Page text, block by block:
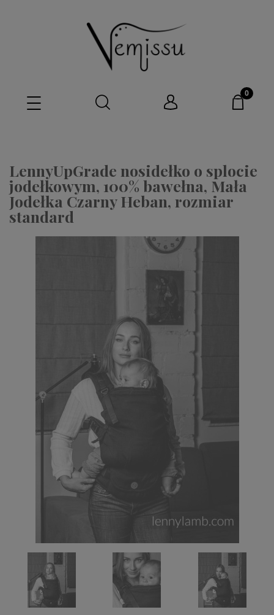
LennyUpGrade nosidełko o splocie
jodełkowym, 100% bawełna, Mała
Jodełka Czarny Heban, rozmiar
standard